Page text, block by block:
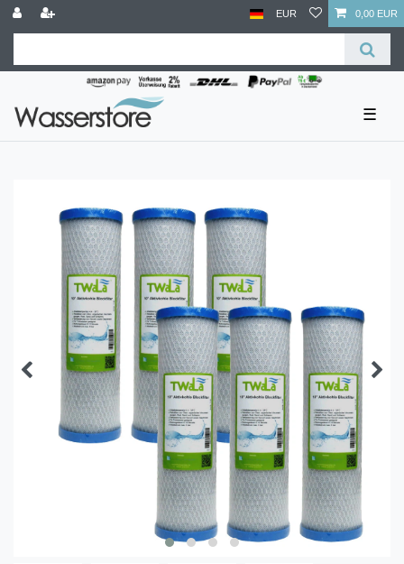
EUR 0,00 EUR
☰